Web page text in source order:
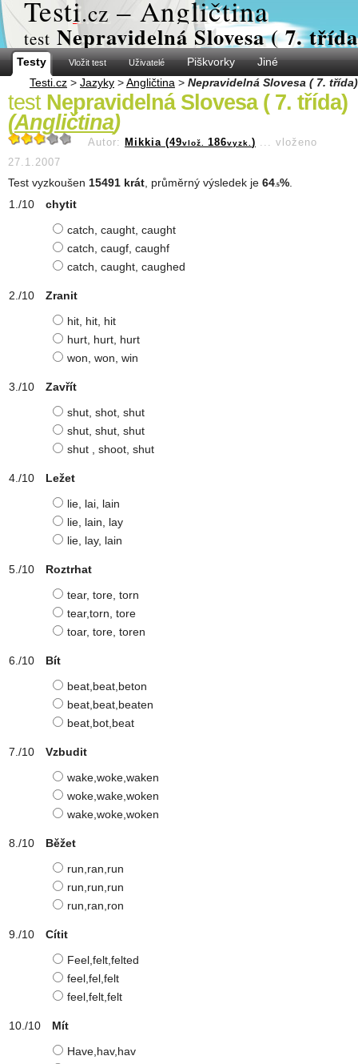
Testi.cz – Angličtina
test Nepravidelná Slovesa ( 7.
Testy Vložit test Uživatelé Piškvorky
Jiné
Testi.cz > Jazyky >Angličtina > Nepravidelná Slovesa ( 7. třída)
test Nepravidelná Slovesa ( 7. třída)
(Angličtina)
Autor: Mikkia (49vlož. 186vyzk. ) ... vloženo
27.1.2007
Test vyzkoušen 15491 krát , průměrný výsledek je 64 .5%
chytit
catch, caught, caught
catch, caugf, caughf
catch, caught, caughed
Zranit
hit, hit, hit
hurt, hurt, hurt
won, won, win
Zavřít
shut, shot, shut
shut, shut, shut
shut , shoot, shut
Ležet
lie, lai, lain
lie, lain, lay
lie, lay, lain
Roztrhat
tear, tore, torn
tear,torn, tore
toar, tore, toren
Bít
beat,beat,beton
beat,beat,beaten
beat,bot,beat
Vzbudit
wake,woke,waken
woke,wake,woken
wake,woke,woken
Běžet
run,ran,run
run,run,run
run,ran,ron
Cítit
Feel,felt,felted
feel,fel,felt
feel,felt,felt
Mít
Have,hav,hav